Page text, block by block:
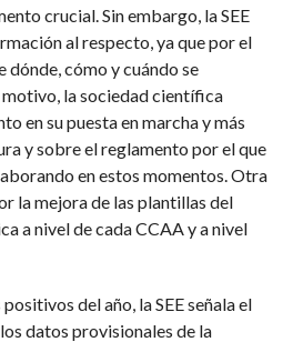
crucial. Sin embargo, la SEE
al respecto, ya que por el
dónde, cómo y cuándo se
la sociedad científica
en su puesta en marcha y más
y sobre el reglamento por el que
en estos momentos. Otra
la mejora de las plantillas del
a nivel de cada CCAA y a nivel
del año, la SEE señala el
datos provisionales de la